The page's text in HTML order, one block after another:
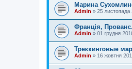
Марина
Admin » 25 листопада
Франція,
Admin » 01 грудня
Треккинговые
Admin » 16 жовтня